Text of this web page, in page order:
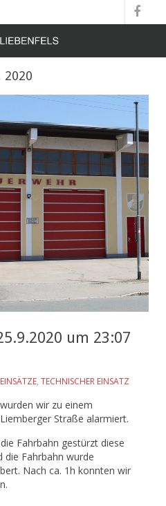
um 23:07
EINSÄTZE, TECHNISCHER EINSATZ
wir zu einem
Straße alarmiert.
Fahrbahn gestürzt diese
Fahrbahn wurde
Nach ca. 1h konnten wir